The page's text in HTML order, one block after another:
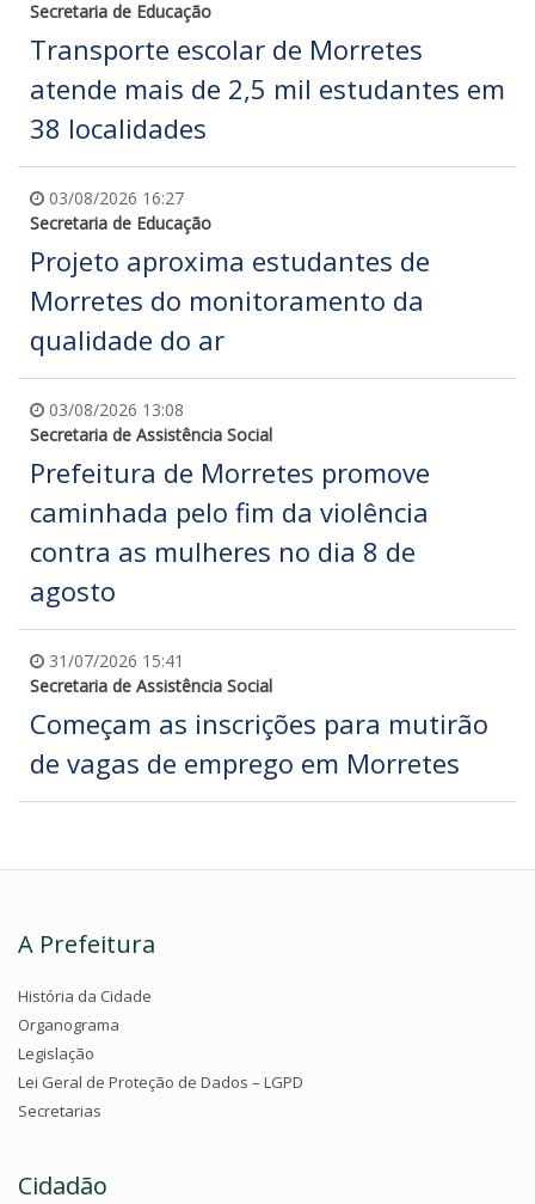
Secretaria de Educação
Transporte escolar de Morretes
atende mais de 2,5 mil estudantes em
38 localidades
03/08/2026 16:27
Secretaria de Educação
Projeto aproxima estudantes de
Morretes do monitoramento da
qualidade do ar
03/08/2026 13:08
Secretaria de Assistência Social
Prefeitura de Morretes promove
caminhada pelo fim da violência
contra as mulheres no dia 8 de
agosto
31/07/2026 15:41
Secretaria de Assistência Social
Começam as inscrições para mutirão
de vagas de emprego em Morretes
A Prefeitura
História da Cidade
Organograma
Legislação
Lei Geral de Proteção de Dados – LGPD
Secretarias
Cidadão